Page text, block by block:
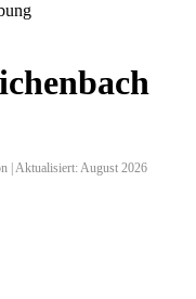
| Aktualisiert: August 2026